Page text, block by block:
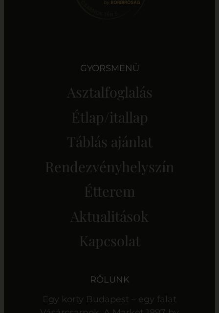
GYORSMENÜ
Asztalfoglalás
Étlap/itallap
Táblás ajánlat
Rendezvényhelyszín
Étterem
Aktualitások
Kapcsolat
RÓLUNK
Egy korty Budapest – egy falat